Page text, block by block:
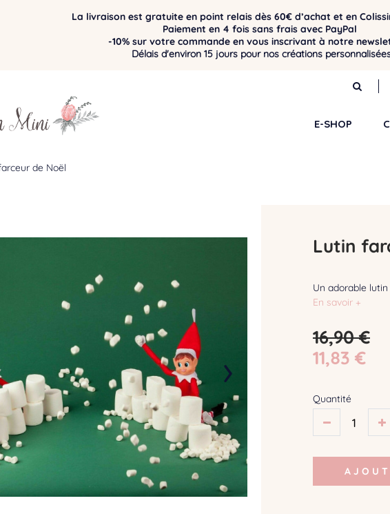
La livraison est gratuite en point relais dès 60€ d’achat et en
Paiement en 4 fois sans frais avec PayPal
-10% sur votre commande en vous inscrivant à notre
Délais d'environ 15 jours pour nos créations
E-SHOP
de Noël
›
Lutin
Un adorable
En savoir +
16,90 €
11,83 €
Quantité